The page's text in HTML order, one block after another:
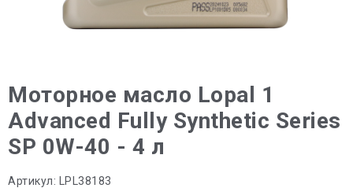
Моторное масло Lopal 1
Advanced Fully Synthetic Series
SP 0W-40 - 4 л
Артикул: LPL38183